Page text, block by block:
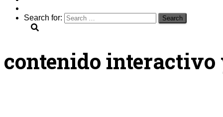
Search for:
contenido interactivo